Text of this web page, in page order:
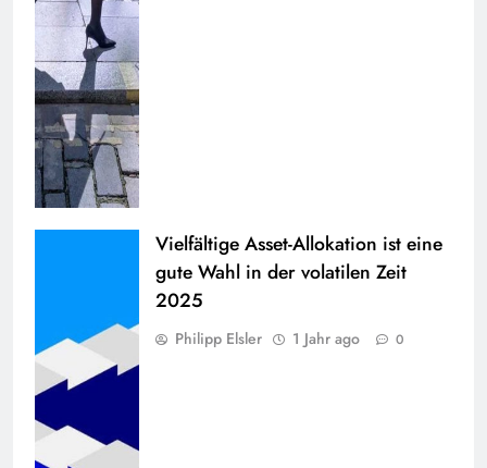
Vielfältige Asset-Allokation ist eine
gute Wahl in der volatilen Zeit
2025
Philipp Elsler 1 Jahr ago 0